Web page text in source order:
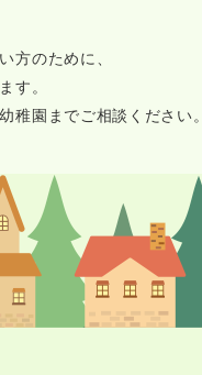
方のために、
す。
稚園までご相談ください。